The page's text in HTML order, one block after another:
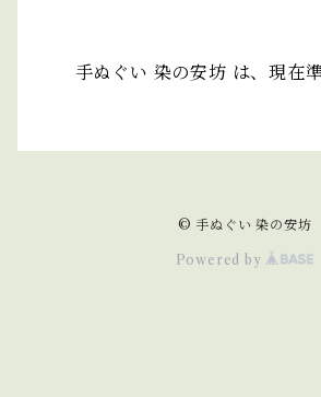
手ぬぐい 染の安坊 は、現在準
© 手ぬぐい 染の安坊
Powered by